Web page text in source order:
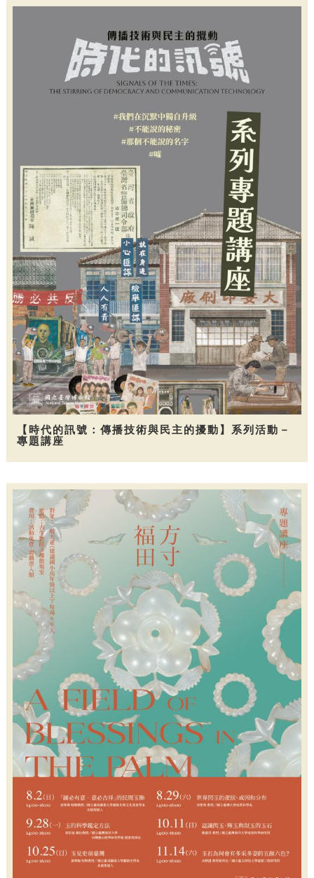
【時代的訊號：傳播技術與民主的擾動】系列活動－
專題講座